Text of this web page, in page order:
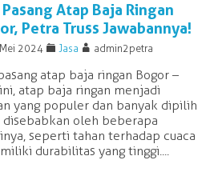
Atap Baja Ringan
Petra Truss Jawabannya!
2024 F Jasa A admin2petra
atap baja ringan Bogor –
atap baja ringan menjadi
yang populer dan banyak dipilih
oleh beberapa
seperti tahan terhadap cuaca
durabilitas yang tinggi....